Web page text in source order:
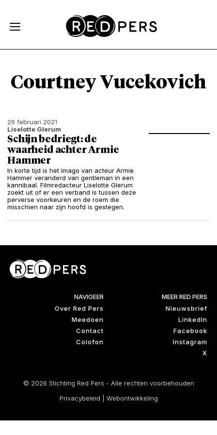
Courtney Vucekovich
26 februari 2021
Liselotte Glerum
Schijn bedriegt: de
waarheid achter Armie
Hammer
In korte tijd is het imago van acteur Armie
Hammer veranderd van gentleman in een
kannibaal. Filmredacteur Liselotte Glerum
zoekt uit of er een verband is tussen deze
perverse voorkeuren en de roem die
misschien naar zijn hoofd is gestegen.
NAVIGEER
Over Red Pers
Meedoen
Contact
Colofon
MEER RED PERS
Nieuwsbrief
LinkedIn
Facebook
Instagram
X
© 2026 Stichting Red Pers - Alle rechten voorbehouden
Privacybeleid
Webontwikkeling